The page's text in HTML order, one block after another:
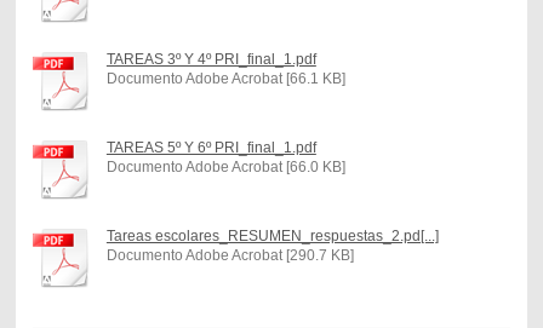
TAREAS 3º Y 4º PRI_final_1.pdf
Documento Adobe Acrobat [66.1 KB]
TAREAS 5º Y 6º PRI_final_1.pdf
Documento Adobe Acrobat [66.0 KB]
Tareas escolares_RESUMEN_respuestas_2.pd[...]
Documento Adobe Acrobat [290.7 KB]